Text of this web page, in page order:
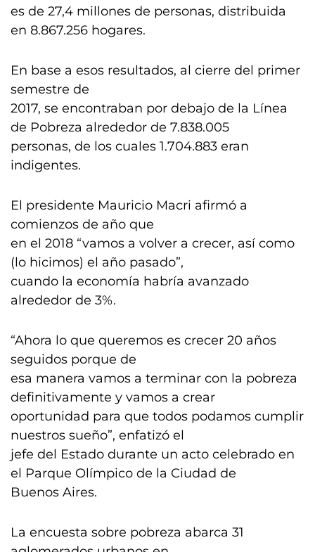
es de 27,4 millones de personas, distribuida
en 8.867.256 hogares.
En base a esos resultados, al cierre del primer
semestre de
2017, se encontraban por debajo de la Línea
de Pobreza alrededor de 7.838.005
personas, de los cuales 1.704.883 eran
indigentes.
El presidente Mauricio Macri afirmó a
comienzos de año que
en el 2018 “vamos a volver a crecer, así como
(lo hicimos) el año pasado”,
cuando la economía habría avanzado
alrededor de 3%.
“Ahora lo que queremos es crecer 20 años
seguidos porque de
esa manera vamos a terminar con la pobreza
definitivamente y vamos a crear
oportunidad para que todos podamos cumplir
nuestros sueño”, enfatizó el
jefe del Estado durante un acto celebrado en
el Parque Olímpico de la Ciudad de
Buenos Aires.
La encuesta sobre pobreza abarca 31